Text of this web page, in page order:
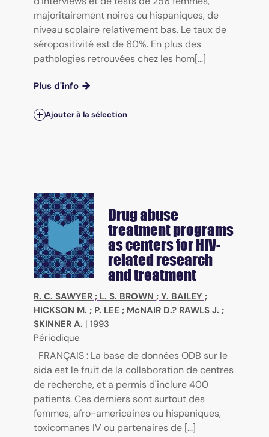
majoritairement noires ou hispaniques, de
niveau scolaire relativement bas. Le taux de
séropositivité est de 60%. En plus des
pathologies retrouvées chez les hom[...]
Plus d'info
Ajouter à la sélection
Drug abuse
treatment programs
as centers for HIV-
related research
and treatment
R. C. SAWYER ; L. S. BROWN ; Y. BAILEY ;
HICKSON M. ; P. LEE ; McNAIR D.? RAWLS J. ;
SKINNER A. | 1993
Périodique
FRANÇAIS : La base de données ODB sur le
sida est le fruit de la collaboration de centres
de recherche, et a permis d'inclure 400
patients. Ces derniers sont surtout des
femmes, afro-americaines ou hispaniques,
toxicomanes IV ou partenaires de [...]